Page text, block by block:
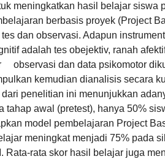
meningkatkan hasil belajar siswa
berbasis proyek (Project
dan observasi. Adapun
adalah tes obejektiv, ranah
dan data psikomotor
kemudian dianalisis secara
penelitian ini menunjukkan
tahap awal (pretest), hanya 50%
model pembelajaran Project
meningkat menjadi 75% pada
Rata-rata skor hasil belajar juga